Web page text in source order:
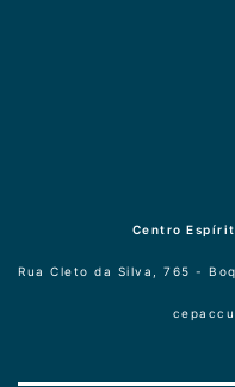
Centro
Rua Cleto da Silva, 765 -